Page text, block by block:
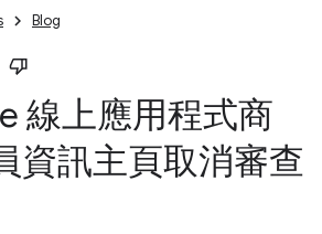
Blog
線上應用程式商
資訊主頁取消審查